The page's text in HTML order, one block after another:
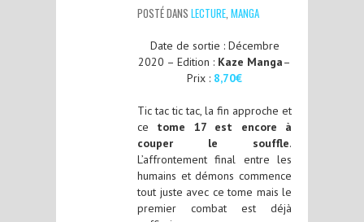
POSTÉ DANS LECTURE MANGA
Date de sortie : Décembre
2020 – Edition : Kaze Manga–
Prix : 8,70€
Tic tac tic tac, la fin approche et
ce tome 17 est encore à
couper le souffle.
L’affrontement final entre les
humains et démons commence
tout juste avec ce tome mais le
premier combat est déjà